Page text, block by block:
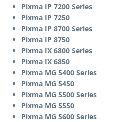
Pixma IP 7200 Series
Pixma IP 7250
Pixma IP 8700 Series
Pixma IP 8750
Pixma IX 6800 Series
Pixma IX 6850
Pixma MG 5400 Series
Pixma MG 5450
Pixma MG 5500 Series
Pixma MG 5550
Pixma MG 5600 Series